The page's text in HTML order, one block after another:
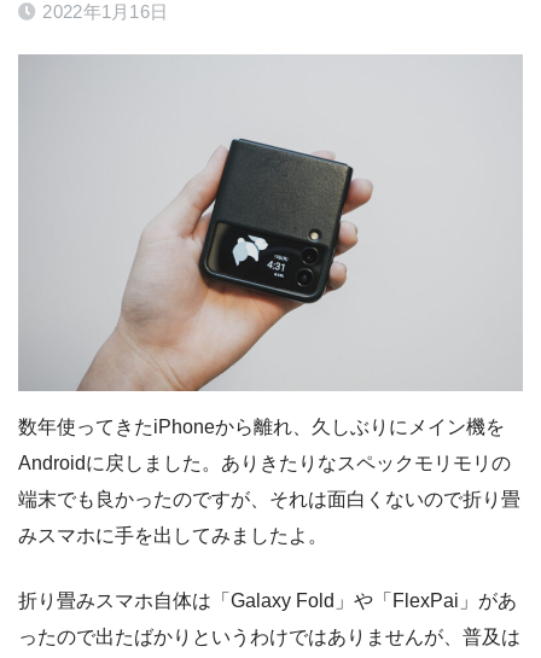
2022年1月16日
数年使ってきたiPhoneから離れ、久しぶりにメイン機を
Androidに戻しました。ありきたりなスペックモリモリの
端末でも良かったのですが、それは面白くないので折り畳
みスマホに手を出してみましたよ。
折り畳みスマホ自体は「Galaxy Fold」や「FlexPai」があ
ったので出たばかりというわけではありませんが、普及は